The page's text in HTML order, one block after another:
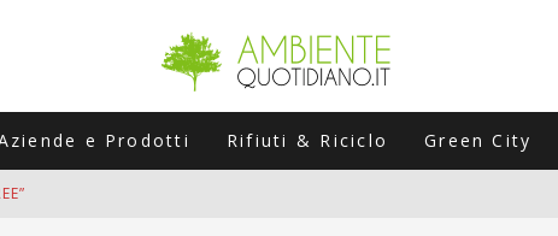
e Prodotti Rifiuti & Riciclo Green City